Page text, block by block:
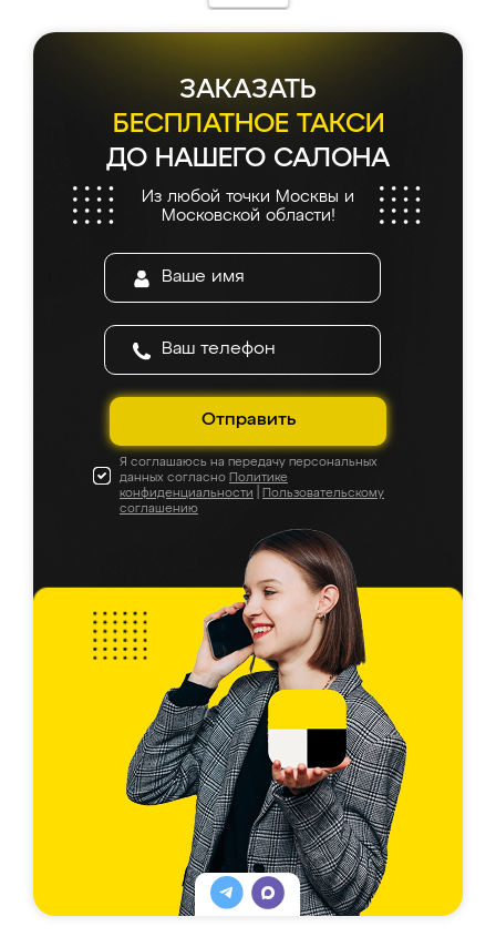
ЗАКАЗАТЬ
БЕСПЛАТНОЕ ТАКСИ
ДО НАШЕГО САЛОНА
Из любой точки Москвы и
Московской области!
Отправить
Я соглашаюсь на передачу персональных
данных согласно Политике
конфиденциальности
Пользовательскому
соглашению